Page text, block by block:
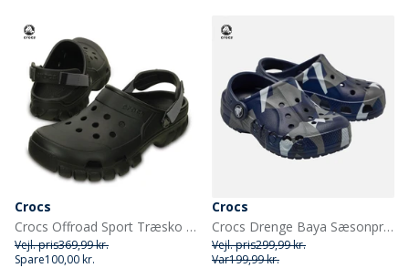
Crocs
Crocs Offroad Sport Træsko Sort/Grafit
Vejl. pris369,99 kr.
Spare100,00 kr.
Crocs
Crocs Drenge Baya Sæsonprintede Clogs Navy Multi
Vejl. pris299,99 kr.
Var199,99 kr.